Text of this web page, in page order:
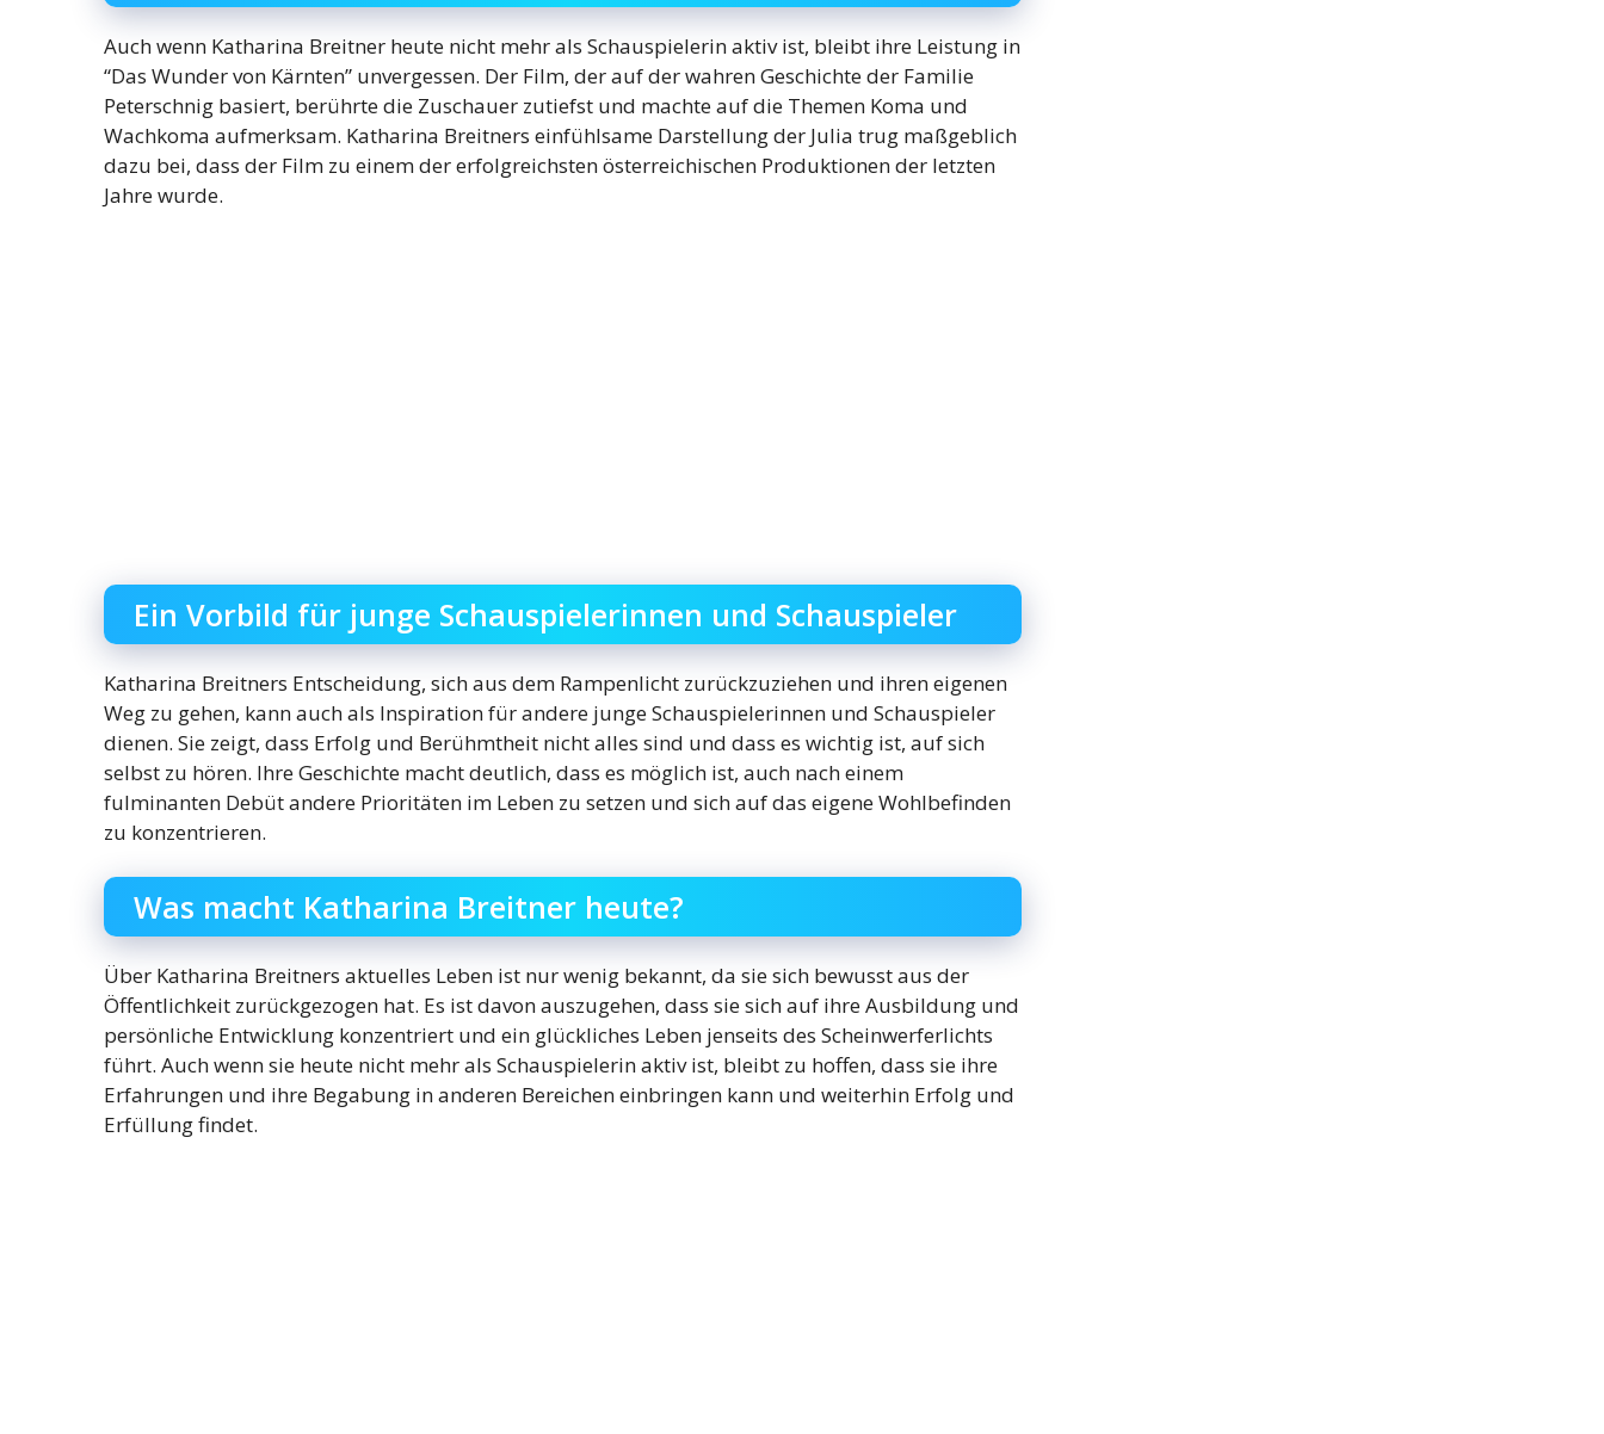
Auch wenn Katharina Breitner heute nicht mehr als Schauspielerin aktiv ist, bleibt ihre Leistung in
“Das Wunder von Kärnten” unvergessen. Der Film, der auf der wahren Geschichte der Familie
Peterschnig basiert, berührte die Zuschauer zutiefst und machte auf die Themen Koma und
Wachkoma aufmerksam. Katharina Breitners einfühlsame Darstellung der Julia trug maßgeblich
dazu bei, dass der Film zu einem der erfolgreichsten österreichischen Produktionen der letzten
Jahre wurde.
Ein Vorbild für junge Schauspielerinnen und Schauspieler
Katharina Breitners Entscheidung, sich aus dem Rampenlicht zurückzuziehen und ihren eigenen
Weg zu gehen, kann auch als Inspiration für andere junge Schauspielerinnen und Schauspieler
dienen. Sie zeigt, dass Erfolg und Berühmtheit nicht alles sind und dass es wichtig ist, auf sich
selbst zu hören. Ihre Geschichte macht deutlich, dass es möglich ist, auch nach einem
fulminanten Debüt andere Prioritäten im Leben zu setzen und sich auf das eigene Wohlbefinden
zu konzentrieren.
Was macht Katharina Breitner heute?
Über Katharina Breitners aktuelles Leben ist nur wenig bekannt, da sie sich bewusst aus der
Öffentlichkeit zurückgezogen hat. Es ist davon auszugehen, dass sie sich auf ihre Ausbildung und
persönliche Entwicklung konzentriert und ein glückliches Leben jenseits des Scheinwerferlichts
führt. Auch wenn sie heute nicht mehr als Schauspielerin aktiv ist, bleibt zu hoffen, dass sie ihre
Erfahrungen und ihre Begabung in anderen Bereichen einbringen kann und weiterhin Erfolg und
Erfüllung findet.